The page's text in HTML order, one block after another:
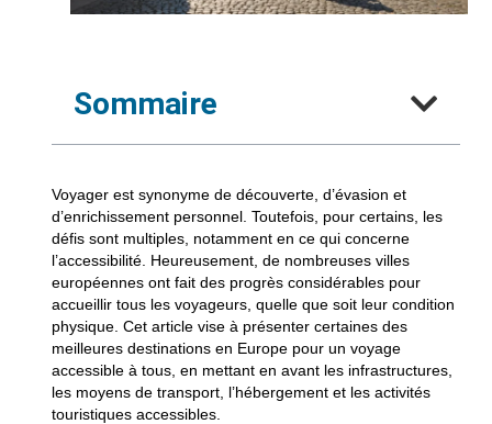
Sommaire
Voyager est synonyme de découverte, d’évasion et
d’enrichissement personnel. Toutefois, pour certains, les
défis sont multiples, notamment en ce qui concerne
l’accessibilité. Heureusement, de nombreuses villes
européennes ont fait des progrès considérables pour
accueillir tous les voyageurs, quelle que soit leur condition
physique. Cet article vise à présenter certaines des
meilleures destinations en Europe pour un voyage
accessible à tous, en mettant en avant les infrastructures,
les moyens de transport, l’hébergement et les activités
touristiques accessibles.